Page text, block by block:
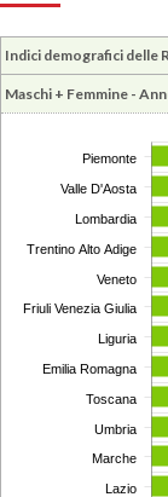
Indici demografici delle
Maschi + Femmine -
Piemonte
Valle D'Aosta
Lombardia
Trentino Alto Adige
Veneto
Friuli Venezia Giulia
Liguria
Emilia Romagna
Toscana
Umbria
Marche
Lazio